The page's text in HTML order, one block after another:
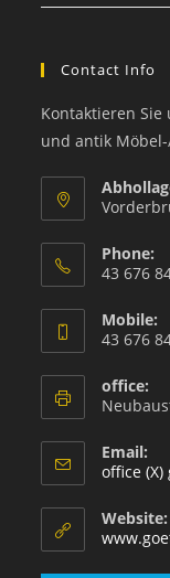
Contact Info
Kontaktieren
und antik
Phone:
43 676
Mobile:
43 676
office:
Email:
office
Website: